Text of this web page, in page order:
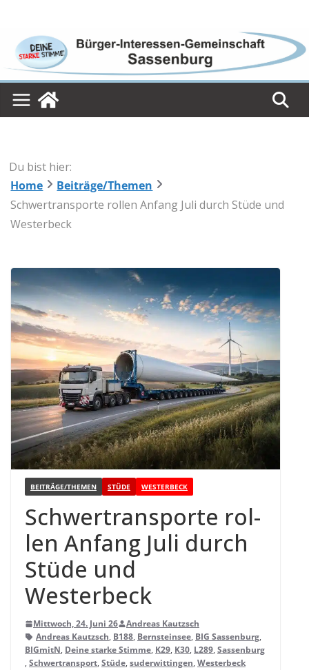
content
Du bist hier:
Home
Beiträge/Themen
Schwertransporte rollen Anfang Juli durch Stüde und
Westerbeck
BEITRÄGE/THEMEN STÜDE WESTERBECK
Schwer­trans­porte rol­
len Anfang Juli durch
Stüde und
Westerbeck
Mittwoch, 24. Juni 26
Andreas Kautzsch
Andreas Kautzsch, B188, Bernsteinsee, BIG Sassenburg,
BIGmitN, Deine starke Stimme, K29, K30, L289, Sassenburg
, Schwertransport, Stüde, suderwittingen, Westerbeck